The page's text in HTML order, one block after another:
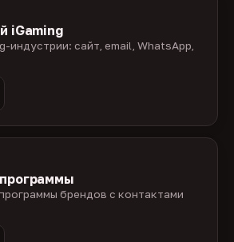
iGaming
индустрии: сайт, email, WhatsApp,
брендов с контактами